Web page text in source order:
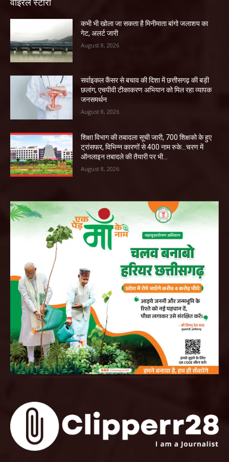
वाइरल स्टोरी
कभी भी खोला जा सकता है मिनीमाता बांगो जलाशय का
गेट, अलर्ट जारी
August 8, 2026
सर्वाइकल कैंसर से बचाव की दिशा में छत्तीसगढ़ की बड़ी
छलांग, एचपीवी टीकाकरण अभियान को मिल रहा व्यापक
जनसमर्थन
August 8, 2026
शिक्षा विभाग की तबादला सूची जारी, 700 शिक्षको के हुए
ट्रांसफर, विभिन्न कारणों से 400 नाम रुके…चरण में
ऑनलाइन तबादले की तैयारी पर भी...
August 8, 2026